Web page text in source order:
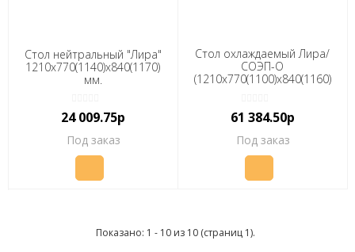
Стол нейтральный "Лира"
1210х770(1140)х840(1170)
мм.
24 009.75р
Под заказ
Стол охлаждаемый Лира/
СОЭП-О
(1210х770(1100)х840(1160)
61 384.50р
Под заказ
Показано: 1 - 10 из 10 (страниц 1).